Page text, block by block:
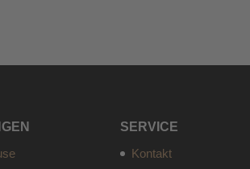
SERVICE
Kontakt